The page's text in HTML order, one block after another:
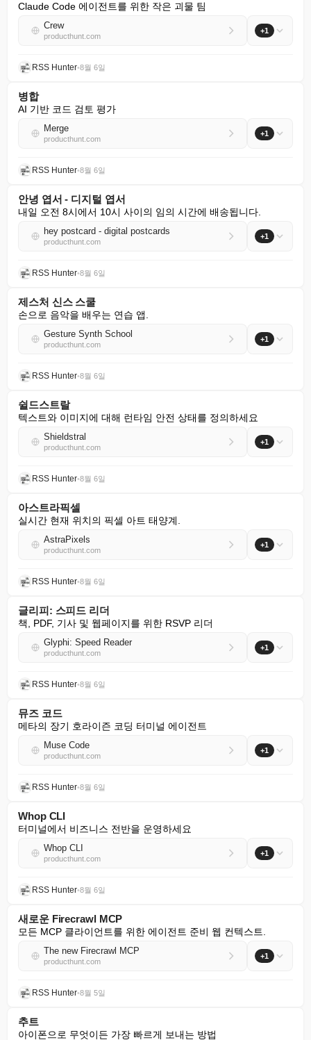
Claude Code 에이전트를 위한 작은 괴물 팀
Crew
producthunt.com
+1
RSS Hunter•8월 6일
병합
AI 기반 코드 검토 평가
Merge
producthunt.com
+1
RSS Hunter•8월 6일
안녕 엽서 - 디지털 엽서
내일 오전 8시에서 10시 사이의 임의 시간에 배송됩니다.
hey postcard - digital postcards
producthunt.com
+1
RSS Hunter•8월 6일
제스처 신스 스쿨
손으로 음악을 배우는 연습 앱.
Gesture Synth School
producthunt.com
+1
RSS Hunter•8월 6일
쉴드스트랄
텍스트와 이미지에 대해 런타임 안전 상태를 정의하세요
Shieldstral
producthunt.com
+1
RSS Hunter•8월 6일
아스트라픽셀
실시간 현재 위치의 픽셀 아트 태양계.
AstraPixels
producthunt.com
+1
RSS Hunter•8월 6일
글리피: 스피드 리더
책, PDF, 기사 및 웹페이지를 위한 RSVP 리더
Glyphi: Speed Reader
producthunt.com
+1
RSS Hunter•8월 6일
뮤즈 코드
메타의 장기 호라이즌 코딩 터미널 에이전트
Muse Code
producthunt.com
+1
RSS Hunter•8월 6일
Whop CLI
터미널에서 비즈니스 전반을 운영하세요
Whop CLI
producthunt.com
+1
RSS Hunter•8월 6일
새로운 Firecrawl MCP
모든 MCP 클라이언트를 위한 에이전트 준비 웹 컨텍스트.
The new Firecrawl MCP
producthunt.com
+1
RSS Hunter•8월 5일
추트
아이폰으로 무엇이든 가장 빠르게 보내는 방법